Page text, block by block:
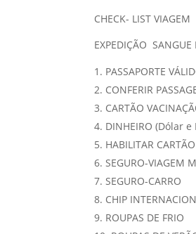
CHECK- LIST VIAGEM
EXPEDIÇÃO SANGUE
PASSAPORTE
CONFERIR
CARTÃO
DINHEIRO (Dólar e
HABILITAR
SEGURO-VIAGEM
SEGURO-CARRO
CHIP
ROUPAS DE FRIO